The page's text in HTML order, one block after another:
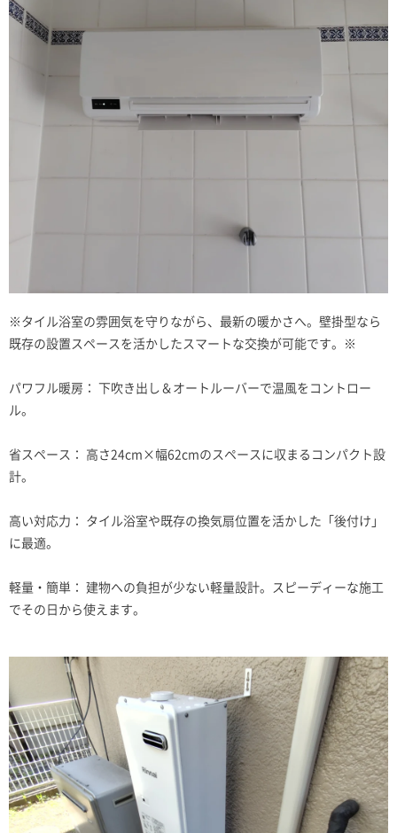
※タイル浴室の雰囲気を守りながら、最新の暖かさへ。壁掛型なら
既存の設置スペースを活かしたスマートな交換が可能です。※
パワフル暖房： 下吹き出し＆オートルーバーで温風をコントロー
ル。
省スペース： 高さ24cm×幅62cmのスペースに収まるコンパクト設
計。
高い対応力： タイル浴室や既存の換気扇位置を活かした「後付け」
に最適。
軽量・簡単： 建物への負担が少ない軽量設計。スピーディーな施工
でその日から使えます。